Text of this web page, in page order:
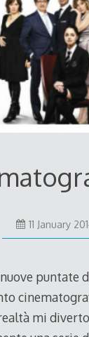
11 January
puntate
mi